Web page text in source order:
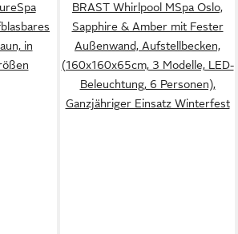
in
BRAST Whirlpool MSpa Oslo,
Sapphire & Amber mit Fester
Außenwand, Aufstellbecken,
(160x160x65cm, 3 Modelle, LED-
Beleuchtung, 6 Personen),
Ganzjähriger Einsatz Winterfest